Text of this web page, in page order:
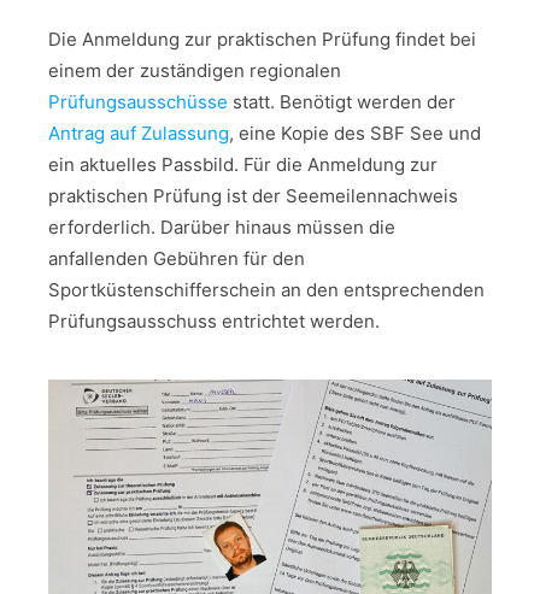
Die Anmeldung zur praktischen Prüfung findet bei
einem der zuständigen regionalen
Prüfungsausschüsse statt. Benötigt werden der
Antrag auf Zulassung, eine Kopie des SBF See und
ein aktuelles Passbild. Für die Anmeldung zur
praktischen Prüfung ist der Seemeilennachweis
erforderlich. Darüber hinaus müssen die
anfallenden Gebühren für den
Sportküstenschifferschein an den entsprechenden
Prüfungsausschuss entrichtet werden.